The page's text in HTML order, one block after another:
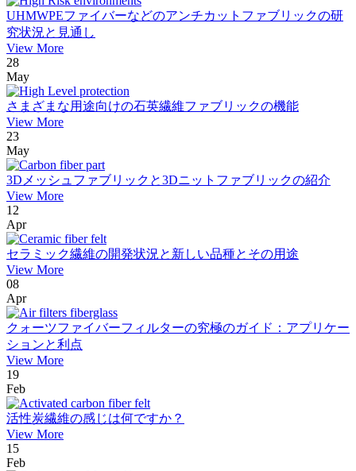
UHMWPEファイバーなどのアンチカットファブリックの研
究状況と見通し
View More
28
May
さまざまな用途向けの石英繊維ファブリックの機能
View More
23
May
3Dメッシュファブリックと3Dニットファブリックの紹介
View More
12
Apr
セラミック繊維の開発状況と新しい品種とその用途
View More
08
Apr
クォーツファイバーフィルターの究極のガイド：アプリケー
ションと利点
View More
19
Feb
活性炭繊維の感じは何ですか？
View More
15
Feb